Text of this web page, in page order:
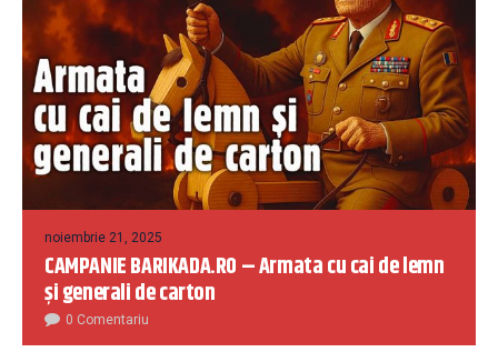
noiembrie 21, 2025
CAMPANIE BARIKADA.RO – Armata cu cai de lemn
și generali de carton
0 Comentariu